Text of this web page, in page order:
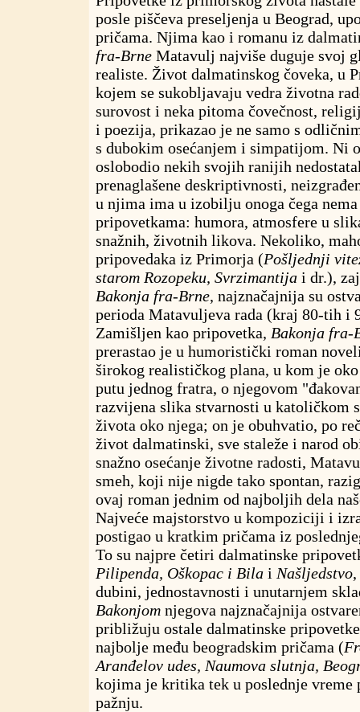
posle piščeva preseljenja u Beograd,
pričama. Njima kao i romanu iz
fra-Brne Matavulj najviše duguje svoj
realiste. Život dalmatinskog čoveka, u
kojem se sukobljavaju vedra životna
surovost i neka pitoma čovečnost,
i poezija, prikazao je ne samo s
s dubokim osećanjem i simpatijom. Ni
oslobodio nekih svojih ranijih
prenaglašene deskriptivnosti,
u njima ima u izobilju onoga čega
pripovetkama: humora, atmosfere u
snažnih, životnih likova. Nekoliko,
pripovedaka iz Primorja (Pošljednji
starom Rozopeku, Svrzimantija i dr.),
Bakonja fra-Brne, najznačajnija su
perioda Matavuljeva rada (kraj 80-tih i
Zamišljen kao pripovetka, Bakonja fra-
prerastao je u humoristički roman
širokog realističkog plana, u kom je
putu jednog fratra, o njegovom
razvijena slika stvarnosti u katoličkom
života oko njega; on je obuhvatio, po
život dalmatinski, sve staleže i narod
snažno osećanje životne radosti,
smeh, koji nije nigde tako spontan,
ovaj roman jednim od najboljih dela
Najveće majstorstvo u kompoziciji i
postigao u kratkim pričama iz
To su najpre četiri dalmatinske
Pilipenda, Oškopac i Bila i Našljedstvo
dubini, jednostavnosti i unutarnjem
Bakonjom njegova najznačajnija
približuju ostale dalmatinske
najbolje među beogradskim pričama (
Aranđelov udes, Naumova slutnja,
kojima je kritika tek u poslednje vreme
pažnju.